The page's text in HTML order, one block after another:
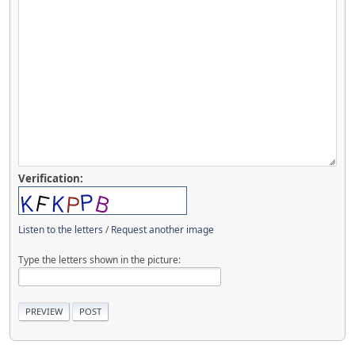
Verification:
Listen to the letters /Request another image
Type the letters shown in the picture: